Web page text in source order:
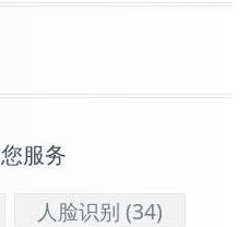
服务
人脸识别 (34)